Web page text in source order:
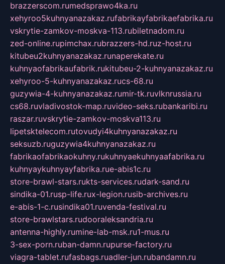
brazzerscom.rumedsprawo4ka.ru
xehyroo5kuhnyanazakaz.rufabrikayfabrikaefabrika.ru
vskrytie-zamkov-moskva-113.rubiletnadom.ru
zed-online.rupimchax.rubrazzers-hd.ruz-host.ru
kitubeu2kuhnyanazakaz.runaperekate.ru
kuhnyaofabrikaufabrik.rukitubeu-2-kuhnyanazakaz.ru
xehyroo-5-kuhnyanazakaz.rucs-68.ru
guzywia-4-kuhnyanazakaz.rumir-tk.ruvlknrussia.ru
cs68.ruvladivostok-map.ruvideo-seks.rubankaribi.ru
raszar.ruvskrytie-zamkov-moskva113.ru
lipetsktelecom.rutovudyi4kuhnyanazakaz.ru
seksuzb.ruguzywia4kuhnyanazakaz.ru
fabrikaofabrikaokuhny.rukuhnyaekuhnyaafabrika.ru
kuhnyaykuhnyayfabrika.rue-abis1c.ru
store-brawl-stars.rukts-services.rudark-sand.ru
sindika-01.rusp-life.rux-legion.rusib-archives.ru
e-abis-1-c.rusindika01.ruvenda-festival.ru
store-brawlstars.rudooraleksandria.ru
antenna-highly.rumine-lab-msk.ru1-mus.ru
3-sex-porn.ruban-damn.rupurse-factory.ru
viagra-tablet.rufasbags.ruadler-jun.rubandamn.ru